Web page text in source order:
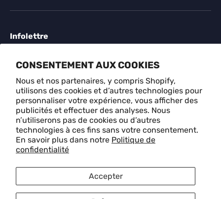
CONSENTEMENT AUX COOKIES
Nous et nos partenaires, y compris Shopify,
utilisons des cookies et d’autres technologies pour
personnaliser votre expérience, vous afficher des
publicités et effectuer des analyses. Nous
n’utiliserons pas de cookies ou d’autres
technologies à ces fins sans votre consentement.
En savoir plus dans notre Politique de
confidentialité
Accepter
Infolettre
originales, des événements et plus encore.
E-mail
Méthodes de paiement acceptées
Langue